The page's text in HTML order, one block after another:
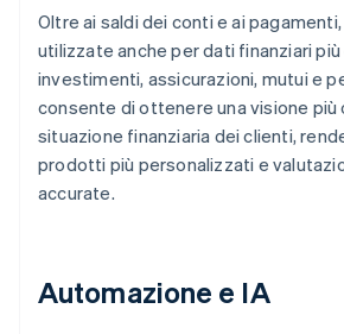
Oltre ai saldi dei conti e ai
utilizzate anche per dati finanziari
investimenti, assicurazioni, mutui e
consente di ottenere una visione più
situazione finanziaria dei clienti,
prodotti più personalizzati e
accurate.
Automazione e IA